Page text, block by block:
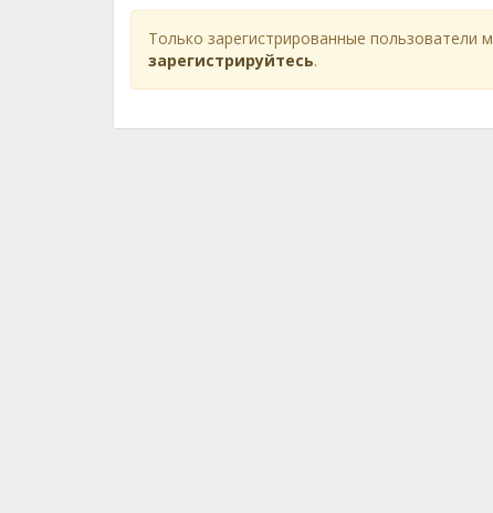
Только зарегистрированные пользователи
зарегистрируйтесь.